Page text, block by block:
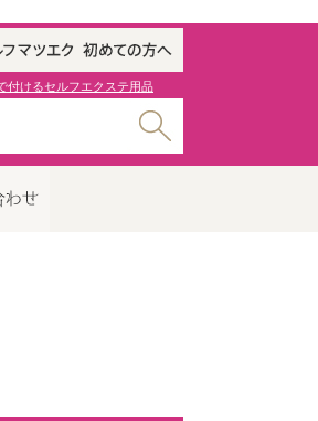
付けるセルフエクステ用品